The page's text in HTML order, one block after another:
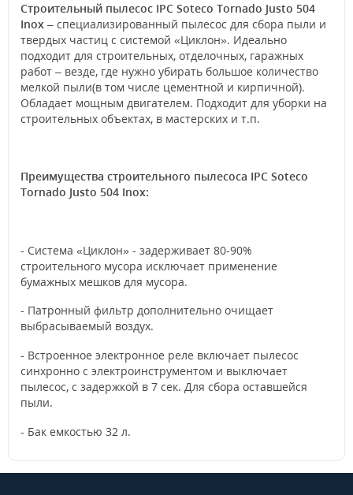
Строительный пылесос IPC Soteco Tornado Justo 504
Inox – специализированный пылесос для сбора пыли и
твердых частиц с системой «Циклон». Идеально
подходит для строительных, отделочных, гаражных
работ – везде, где нужно убирать большое количество
мелкой пыли(в том числе цементной и кирпичной).
Обладает мощным двигателем. Подходит для уборки на
строительных объектах, в мастерских и т.п.
Преимущества строительного пылесоса IPC Soteco
Tornado Justo 504 Inox:
- Система «Циклон» - задерживает 80-90%
строительного мусора исключает применение
бумажных мешков для мусора.
- Патронный фильтр дополнительно очищает
выбрасываемый воздух.
- Встроенное электронное реле включает пылесос
синхронно с электроинструментом и выключает
пылесос, с задержкой в 7 сек. Для сбора оставшейся
пыли.
- Бак емкостью 32 л.